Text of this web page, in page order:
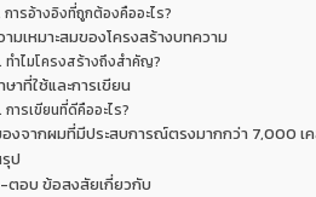
การอ้างอิงที่ถูกต้องคืออะไร?
ามเหมาะสมของโครงสร้างบทความ
ทำไมโครงสร้างถึงสำคัญ?
ษาที่ใช้และการเขียน
การเขียนที่ดีคืออะไร?
งจากผมที่มีประสบการณ์ตรงมากกว่า 7,000 เ
ป
ตอบ ข้อสงสัยเกี่ยวกับ